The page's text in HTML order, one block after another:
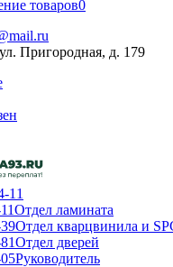
товаров0
Пригородная, д. 179
11
Отдел ламината
Отдел кварцвинила и
Отдел дверей
Руководитель